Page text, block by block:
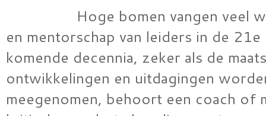
Hoge bomen vangen veel
en mentorschap van leiders in de
komende decennia, zeker als de
ontwikkelingen en uitdagingen
meegenomen, behoort een coach of